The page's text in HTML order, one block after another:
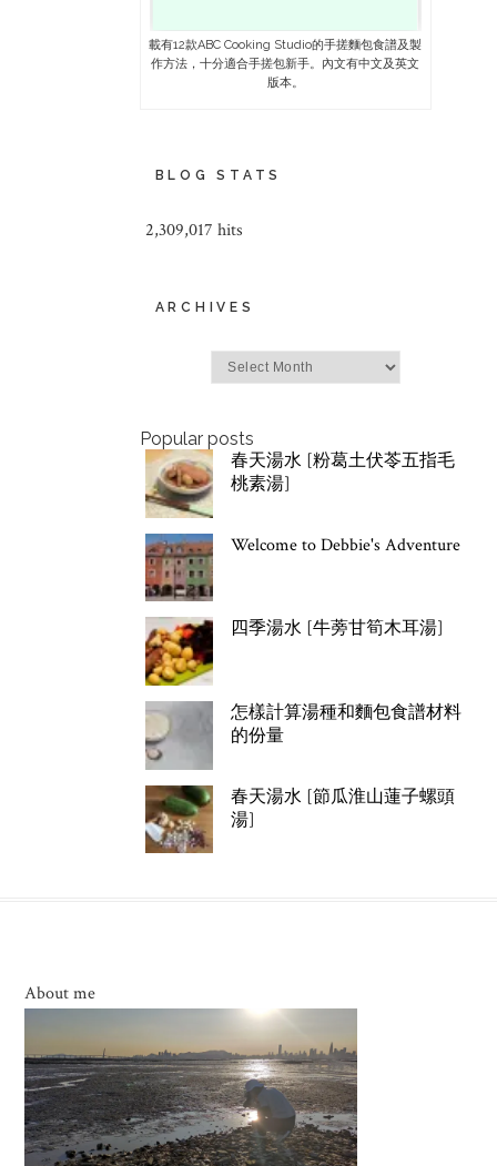
載有12款ABC Cooking Studio的手搓麵包食譜及製
作方法，十分適合手搓包新手。內文有中文及英文
版本。
BLOG STATS
2,309,017 hits
ARCHIVES
Popular posts
春天湯水 [粉葛土伏苓五指毛
桃素湯]
Welcome to Debbie's Adventure
四季湯水 [牛蒡甘筍木耳湯]
怎樣計算湯種和麵包食譜材料
的份量
春天湯水 [節瓜淮山蓮子螺頭
湯]
About me